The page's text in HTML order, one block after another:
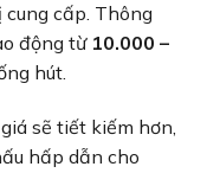
cung cấp. Thông
động từ10.000 –
hút.
sẽ tiết kiếm hơn,
hấp dẫn cho